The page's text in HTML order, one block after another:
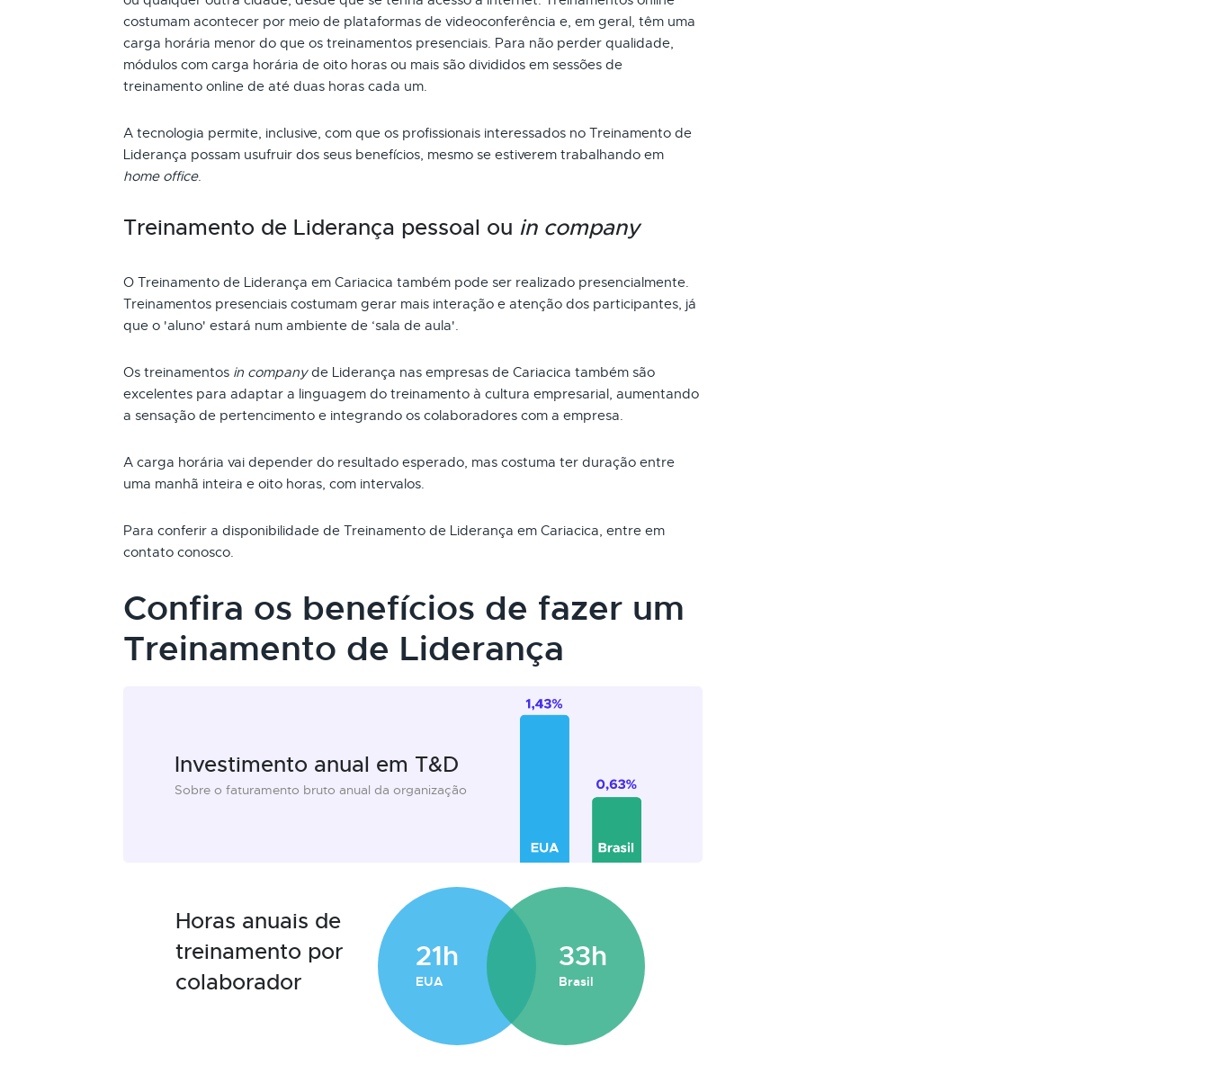
costumam acontecer por meio de plataformas de videoconferência e, em geral, têm uma
carga horária menor do que os treinamentos presenciais. Para não perder qualidade,
módulos com carga horária de oito horas ou mais são divididos em sessões de
treinamento online de até duas horas cada um.
A tecnologia permite, inclusive, com que os profissionais interessados no Treinamento de
Liderança possam usufruir dos seus benefícios, mesmo se estiverem trabalhando em
home office.
Treinamento de Liderança pessoal ou in company
O Treinamento de Liderança em Cariacica também pode ser realizado presencialmente.
Treinamentos presenciais costumam gerar mais interação e atenção dos participantes, já
que o 'aluno' estará num ambiente de ‘sala de aula'.
Os treinamentos in companyde Liderança nas empresas de Cariacica também são
excelentes para adaptar a linguagem do treinamento à cultura empresarial, aumentando
a sensação de pertencimento e integrando os colaboradores com a empresa.
A carga horária vai depender do resultado esperado, mas costuma ter duração entre
uma manhã inteira e oito horas, com intervalos.
Para conferir a disponibilidade de Treinamento de Liderança em Cariacica, entre em
contato conosco.
Confira os benefícios de fazer um
Treinamento de Liderança
Investimento anual em T&D
Sobre o faturamento bruto anual da organização
Horas anuais de
treinamento por
colaborador
21h
EUA
33h
Brasil